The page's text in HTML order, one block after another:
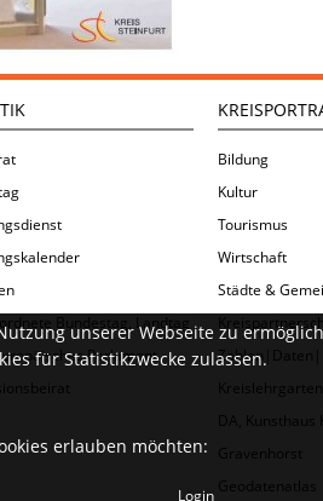
Bundestag, Landtag
Parlament
Bildung
Kultur
Tourismus
Wirtschaft
Städte &
Kreislehrgarten
DA,
Gravenhorst
Geodatenatlas
unserer Webseite zu
für Statistikzwecke zulassen.
erlauben möchten:
Login